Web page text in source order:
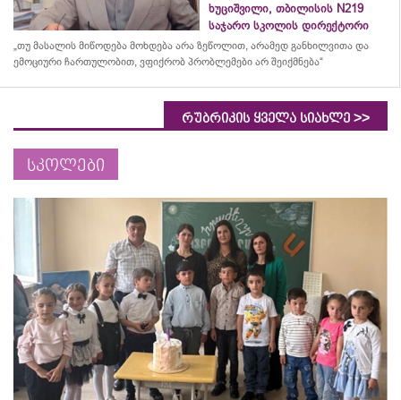
ხუციშვილი, თბილისის N219
საჯარო სკოლის დირექტორი
„თუ მასალის მიწოდება მოხდება არა ზეწოლით, არამედ განხილვითა და
ემოციური ჩართულობით, ვფიქრობ პრობლემები არ შეიქმნება“
რუბრიკის ყველა სიახლე >>
სკოლები